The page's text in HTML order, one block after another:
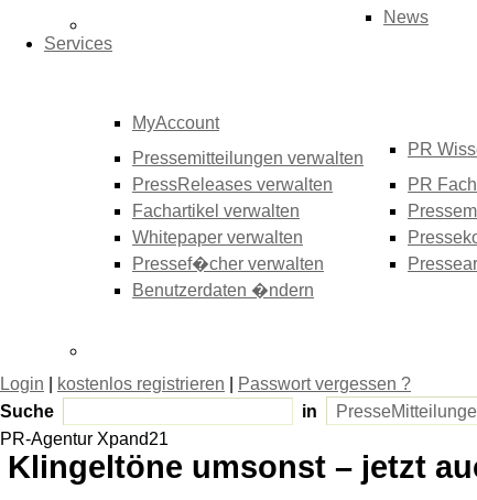
News
Services
MyAccount
Pressemitteilungen verwalten
PressReleases verwalten
Fachartikel verwalten
Whitepaper verwalten
Pressef�cher verwalten
Benutzerdaten �ndern
PR
PR
Login kostenlos registrieren
Passwort vergessen ?
Suche
in
PR-Agentur Xpand21
Klingeltöne umsonst – jetzt